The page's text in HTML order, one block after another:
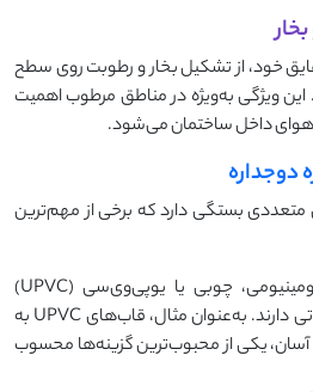
خود، از تشکیل بخار و رطوبت روی سطح
ویژگی به‌ویژه در مناطق مرطوب اهمیت
هوای داخل ساختمان می‌شود.
دوجداره
متعددی بستگی دارد که برخی از مهم‌ترین
قاب‌های آلومینیومی، چوبی یا یو‌پی‌وی‌سی (UPVC)
هرکدام قیمت‌های متفاوتی دارند. به‌عنوان مثال، قاب‌های UPVC به
آسان، یکی از محبوب‌ترین گزینه‌ها محسوب